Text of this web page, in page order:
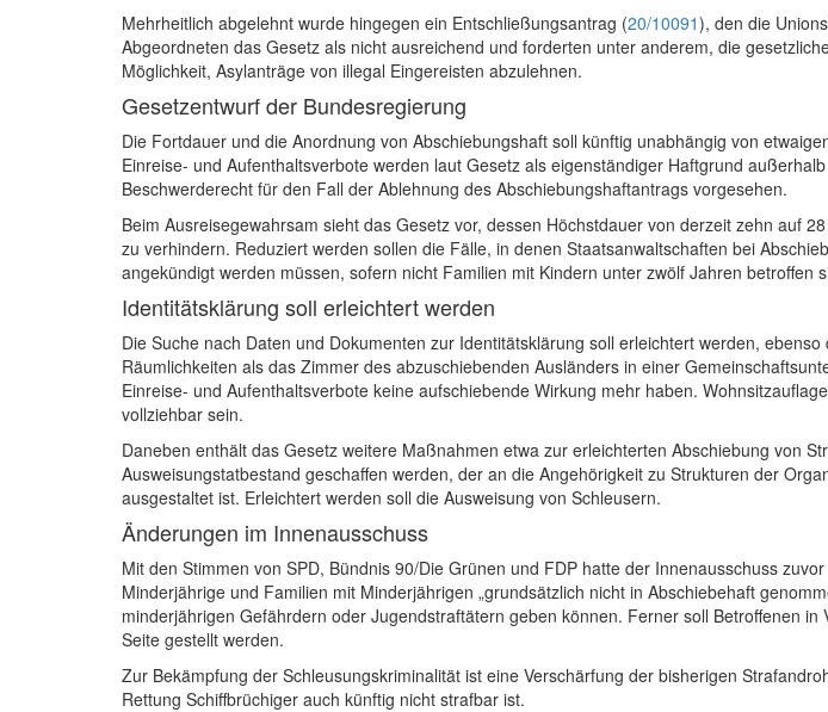
Mehrheitlich abgelehnt wurde hingegen ein Entschließungsantrag (20/10091), den die
Abgeordneten das Gesetz als nicht ausreichend und forderten unter anderem, die
Möglichkeit, Asylanträge von illegal Eingereisten abzulehnen.
Gesetzentwurf der Bundesregierung
Die Fortdauer und die Anordnung von Abschiebungshaft soll künftig unabhängig von
Einreise- und Aufenthaltsverbote werden laut Gesetz als eigenständiger Haftgrund
Beschwerderecht für den Fall der Ablehnung des Abschiebungshaftantrags vorgesehen.
Beim Ausreisegewahrsam sieht das Gesetz vor, dessen Höchstdauer von derzeit zehn auf
zu verhindern. Reduziert werden sollen die Fälle, in denen Staatsanwaltschaften bei
angekündigt werden müssen, sofern nicht Familien mit Kindern unter zwölf Jahren betroffen
Identitätsklärung soll erleichtert werden
Die Suche nach Daten und Dokumenten zur Identitätsklärung soll erleichtert werden,
Räumlichkeiten als das Zimmer des abzuschiebenden Ausländers in einer
Einreise- und Aufenthaltsverbote keine aufschiebende Wirkung mehr haben.
vollziehbar sein.
Daneben enthält das Gesetz weitere Maßnahmen etwa zur erleichterten Abschiebung von
Ausweisungstatbestand geschaffen werden, der an die Angehörigkeit zu Strukturen der
ausgestaltet ist. Erleichtert werden soll die Ausweisung von Schleusern.
Änderungen im Innenausschuss
Mit den Stimmen von SPD, Bündnis 90/Die Grünen und FDP hatte der Innenausschuss
Minderjährige und Familien mit Minderjährigen „grundsätzlich nicht in Abschiebehaft
minderjährigen Gefährdern oder Jugendstraftätern geben können. Ferner soll Betroffenen
Seite gestellt werden.
Zur Bekämpfung der Schleusungskriminalität ist eine Verschärfung der bisherigen
Rettung Schiffbrüchiger auch künftig nicht strafbar ist.